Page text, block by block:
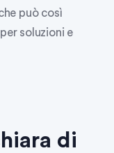
può così
soluzioni e
di